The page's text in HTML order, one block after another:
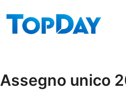
Assegno unico